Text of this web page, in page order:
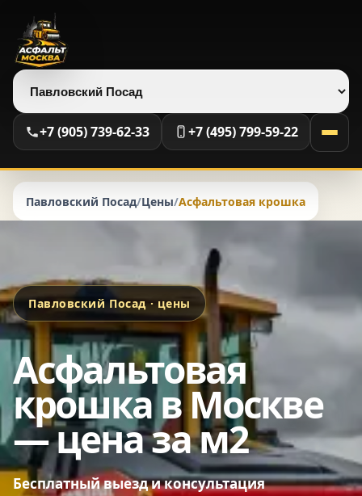
Выберите регион
+7 (905) 739-62-33 +7 (495) 799-59-22
Павловский Посад/Цены/Асфальтовая крошка
Павловский Посад · цены
Асфальтовая
крошка в Москве
— цена за м2
Бесплатный выезд и консультация